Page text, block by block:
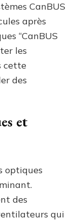
CanBUS
après
“CanBUS
les
cette
des
et
optiques
des
qui